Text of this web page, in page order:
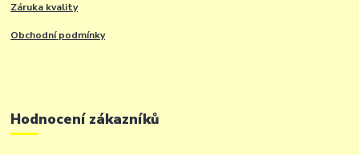
Záruka kvality
Obchodní podmínky
Hodnocení zákazníků